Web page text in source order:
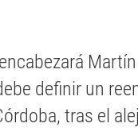
definir un
tras el